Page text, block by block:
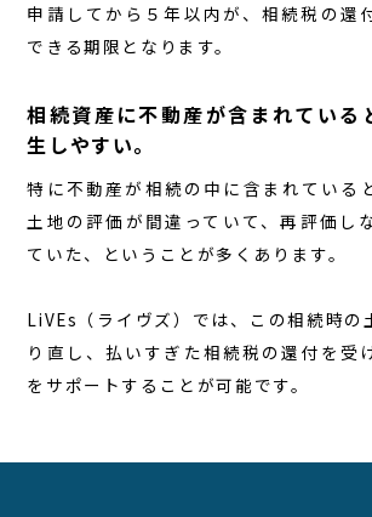
申請してから５年以内が、相続税の還
できる期限となります。
相続資産に不動産が含まれている
生しやすい。
特に不動産が相続の中に含まれている
土地の評価が間違っていて、再評価し
ていた、ということが多くあります。
LiVEs（ライヴズ）では、この相続時の
り直し、払いすぎた相続税の還付を受
をサポートすることが可能です。